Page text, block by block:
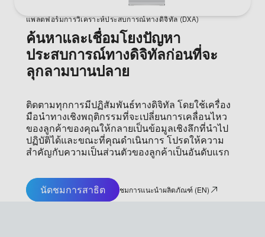
แพลตฟอร์มการวิเคราะห์ประสบการณ์ทางดิจิทัล (DXA)
ค้นหาและเชื่อมโยงปัญหา
ประสบการณ์ทางดิจิทัลก่อนที่จะ
ลุกลามบานปลาย
ติดตามทุกการมีปฏิสัมพันธ์ทางดิจิทัล โดยใช้เครื่อง
มือนำทางเชิงพฤติกรรมที่จะเปลี่ยนการเคลื่อนไหว
ของลูกค้าของคุณให้กลายเป็นข้อมูลเชิงลึกที่นำไป
ปฏิบัติได้และขณะที่คุณดำเนินการ โปรดให้ความ
สำคัญกับความเป็นส่วนตัวของลูกค้าเป็นอันดับแรก
นัดชมการสาธิต ชมการแนะนำผลิตภัณฑ์ (EN)